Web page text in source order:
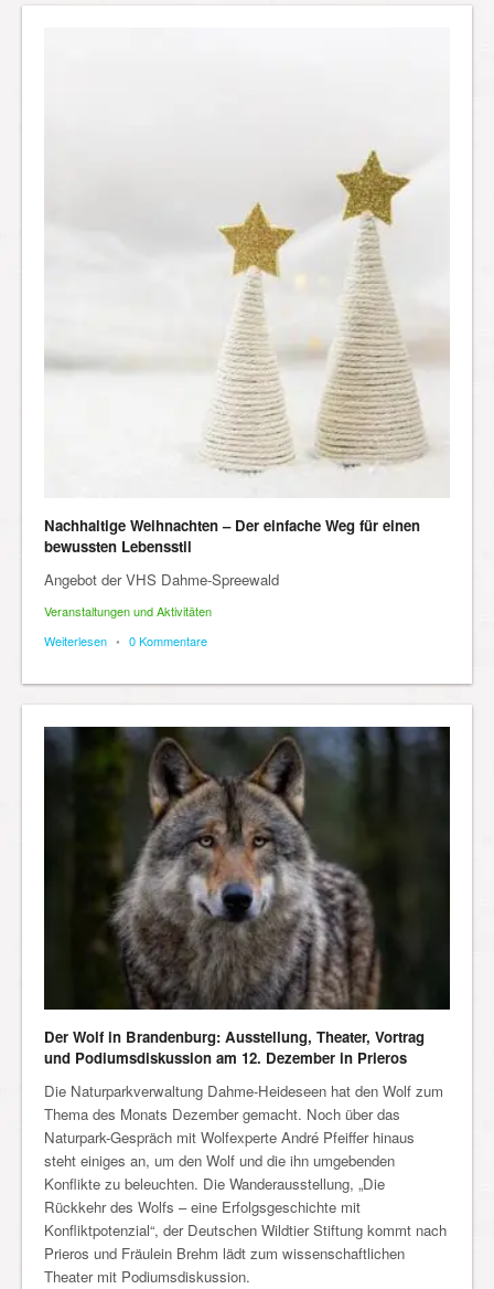
Nachhaltige Weihnachten – Der einfache Weg für einen
bewussten Lebensstil
Angebot der VHS Dahme-Spreewald
Veranstaltungen und Aktivitäten
Weiterlesen • 0 Kommentare
Der Wolf in Brandenburg: Ausstellung, Theater, Vortrag
und Podiumsdiskussion am 12. Dezember in Prieros
Die Naturparkverwaltung Dahme-Heideseen hat den Wolf zum
Thema des Monats Dezember gemacht. Noch über das
Naturpark-Gespräch mit Wolfexperte André Pfeiffer hinaus
steht einiges an, um den Wolf und die ihn umgebenden
Konflikte zu beleuchten. Die Wanderausstellung, „Die
Rückkehr des Wolfs – eine Erfolgsgeschichte mit
Konfliktpotenzial“, der Deutschen Wildtier Stiftung kommt nach
Prieros und Fräulein Brehm lädt zum wissenschaftlichen
Theater mit Podiumsdiskussion.